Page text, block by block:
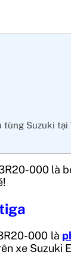
tùng Suzuki
000 là
000 là
xe Suzuki